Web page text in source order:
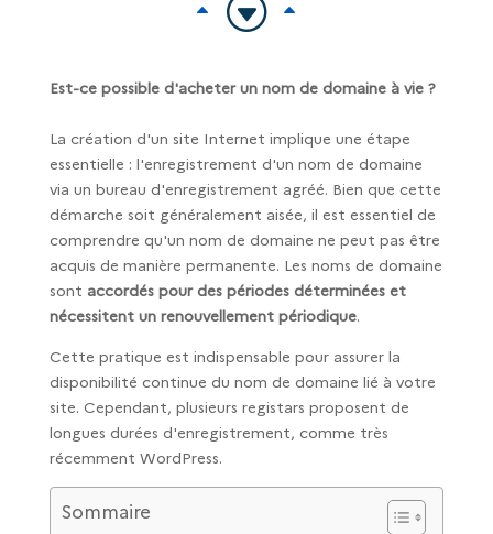
B G B
Est-ce possible d'acheter un nom de domaine à vie ?
La création d'un site Internet implique une étape
essentielle : l'enregistrement d'un nom de domaine
via un bureau d'enregistrement agréé. Bien que cette
démarche soit généralement aisée, il est essentiel de
comprendre qu'un nom de domaine ne peut pas être
acquis de manière permanente. Les noms de domaine
sont accordés pour des périodes déterminées et
nécessitent un renouvellement périodique.
Cette pratique est indispensable pour assurer la
disponibilité continue du nom de domaine lié à votre
site. Cependant, plusieurs registars proposent de
longues durées d'enregistrement, comme très
récemment WordPress.
Sommaire